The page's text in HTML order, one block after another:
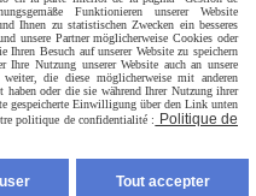
Funktionieren unserer Website
Ihnen zu statistischen Zwecken ein besseres
unsere Partner möglicherweise Cookies oder
Ihren Besuch auf unserer Website zu speichern
Nutzung unserer Website auch an unsere
die diese möglicherweise mit anderen
oder die sie während Ihrer Nutzung ihrer
gespeicherte Einwilligung über den Link unten
politique de confidentialité :
Politique de
Tout accepter